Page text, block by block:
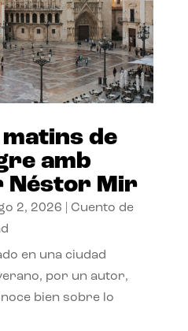
de
amb
Néstor Mir
2, 2026
Cuento de
en una ciudad
por un autor,
bien sobre lo